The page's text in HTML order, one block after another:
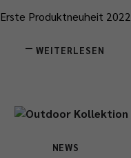
Erste Produktneuheit 2022
WEITERLESEN
NEWS